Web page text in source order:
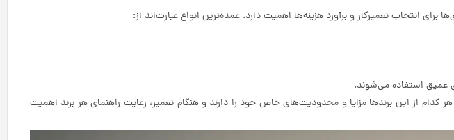
انتخاب تعمیرکار و برآورد هزینه‌ها اهمیت دارد. عمده‌ترین انواع عبارت‌اند از:
عمیق استفاده می‌شوند.
کدام از این برندها مزایا و محدودیت‌های خاص خود را دارند و هنگام تعمیر، رعایت راهنمای هر برند اهمیت